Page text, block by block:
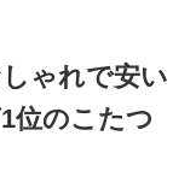
ゃれで安い
位のこたつ